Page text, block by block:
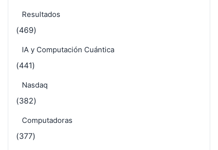
Resultados
(469)
IA y Computación Cuántica
(441)
Nasdaq
(382)
Computadoras
(377)